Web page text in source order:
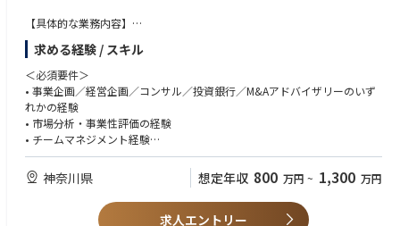
【具体的な業務内容】
• 中期経営計画の企画・構築
• 新規事業の企画立案（市場調査、事業性評価）
• M&A（ソーシング、DD対応、PMI支援）
• 競合分析、外部環境分析
• 経営陣へのレポーティング
• 将来的にはチームマネジメントの可能性もあり
求める経験 / スキル
＜必須要件＞
• 事業企画／経営企画／コンサル／投資銀行／M&Aアドバイザリーのいず
れかの経験
• 市場分析・事業性評価の経験
• チームマネジメント経験
• M&Aプロジェクトのリード経験
• 経営層との折衝経験
• 論理的思考力と資料作成力
神奈川県 想定年収 800 万円 ~ 1,300 万円
求人エントリー